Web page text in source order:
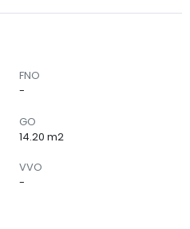
FNO
-
GO
14.20 m2
VVO
-